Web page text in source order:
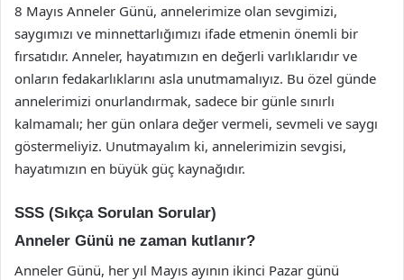
8 Mayıs Anneler Günü, annelerimize olan sevgimizi,
saygımızı ve minnettarlığımızı ifade etmenin önemli bir
fırsatıdır. Anneler, hayatımızın en değerli varlıklarıdır ve
onların fedakarlıklarını asla unutmamalıyız. Bu özel günde
annelerimizi onurlandırmak, sadece bir günle sınırlı
kalmamalı; her gün onlara değer vermeli, sevmeli ve saygı
göstermeliyiz. Unutmayalım ki, annelerimizin sevgisi,
hayatımızın en büyük güç kaynağıdır.
SSS (Sıkça Sorulan Sorular)
Anneler Günü ne zaman kutlanır?
Anneler Günü, her yıl Mayıs ayının ikinci Pazar günü